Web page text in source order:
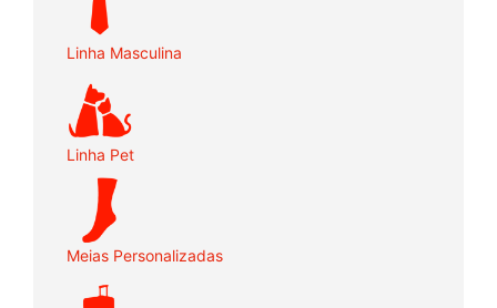
Linha Masculina
Linha Pet
Meias Personalizadas